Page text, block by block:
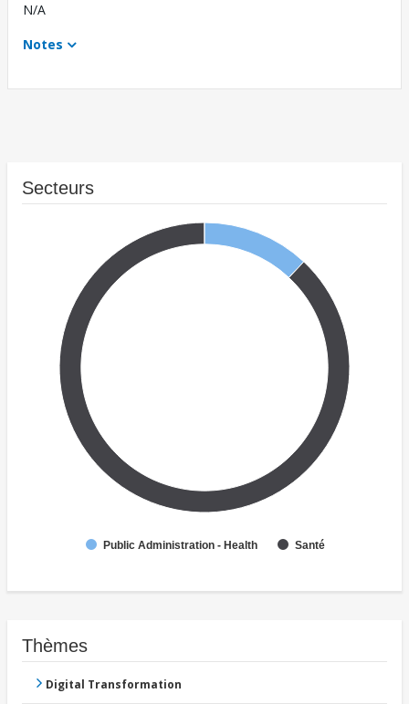
N/A
Notes
Secteurs
Public Administration - Health Santé
Thèmes
Digital Transformation